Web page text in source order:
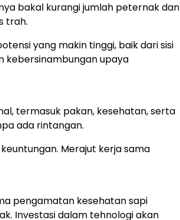
bakal kurangi jumlah peternak dan
trah.
yang makin tinggi, baik dari sisi
kebersinambungan upaya
termasuk pakan, kesehatan, serta
ada rintangan.
Merajut kerja sama
pengamatan kesehatan sapi
Investasi dalam tehnologi akan